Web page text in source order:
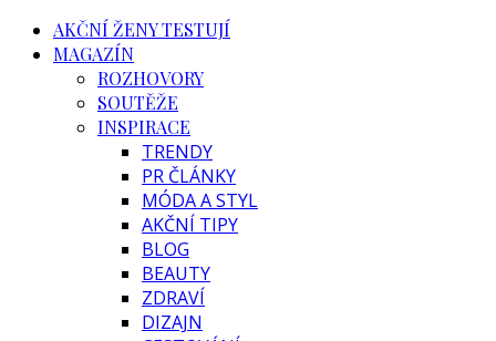
AKČNÍ ŽENY TESTUJÍ
MAGAZÍN
ROZHOVORY
SOUTĚŽE
INSPIRACE
TRENDY
PR ČLÁNKY
MÓDA A STYL
AKČNÍ TIPY
BLOG
BEAUTY
ZDRAVÍ
DIZAJN